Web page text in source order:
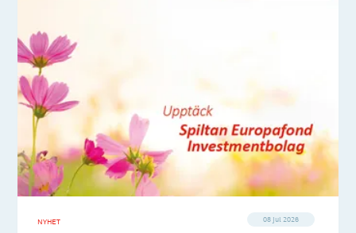
NYHET 08 jul 2026